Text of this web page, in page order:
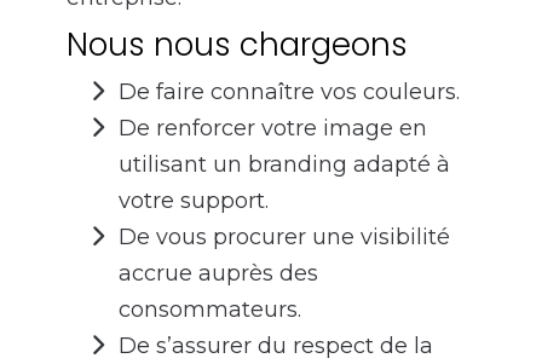
Nous nous chargeons
De faire connaître vos couleurs.
De renforcer votre image en
utilisant un branding adapté à
votre support.
De vous procurer une visibilité
accrue auprès des
consommateurs.
De s’assurer du respect de la